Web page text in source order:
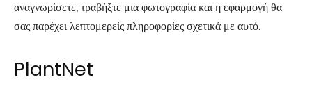
αναγνωρίσετε, τραβήξτε μια φωτογραφία και η εφαρμογή θα
σας παρέχει λεπτομερείς πληροφορίες σχετικά με αυτό.
PlantNet